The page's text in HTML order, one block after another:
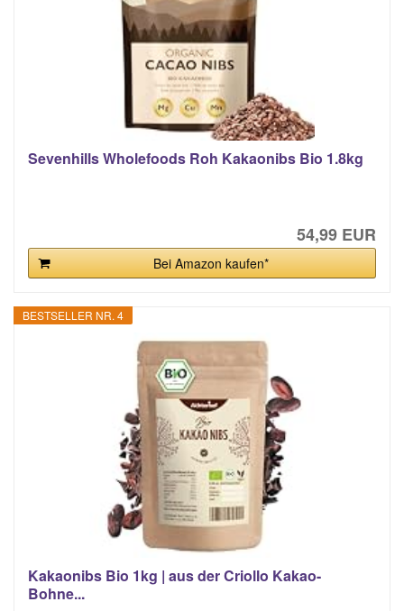
Sevenhills Wholefoods Roh Kakaonibs Bio 1.8kg
54,99 EUR
Bei Amazon kaufen*
BESTSELLER NR. 4
Kakaonibs Bio 1kg | aus der Criollo Kakao-
Bohne...